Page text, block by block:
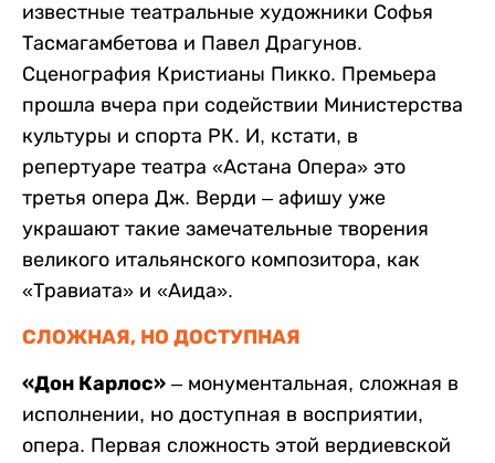
известные театральные художники Софья
Тасмагамбетова и Павел Драгунов.
Сценография Кристианы Пикко. Премьера
прошла вчера при содействии Министерства
культуры и спорта РК. И, кстати, в
репертуаре театра «Астана Опера» это
третья опера Дж. Верди – афишу уже
украшают такие замечательные творения
великого итальянского композитора, как
«Травиата» и «Аида».
СЛОЖНАЯ, НО ДОСТУПНАЯ
«Дон Карлос» – монументальная, сложная в
исполнении, но доступная в восприятии,
опера. Первая сложность этой вердиевской